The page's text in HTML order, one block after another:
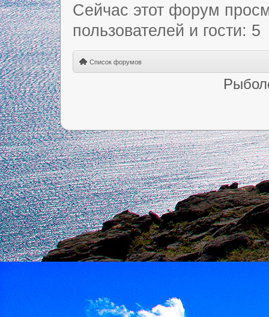
Сейчас этот форум
пользователей и гости: 5
Список форумов